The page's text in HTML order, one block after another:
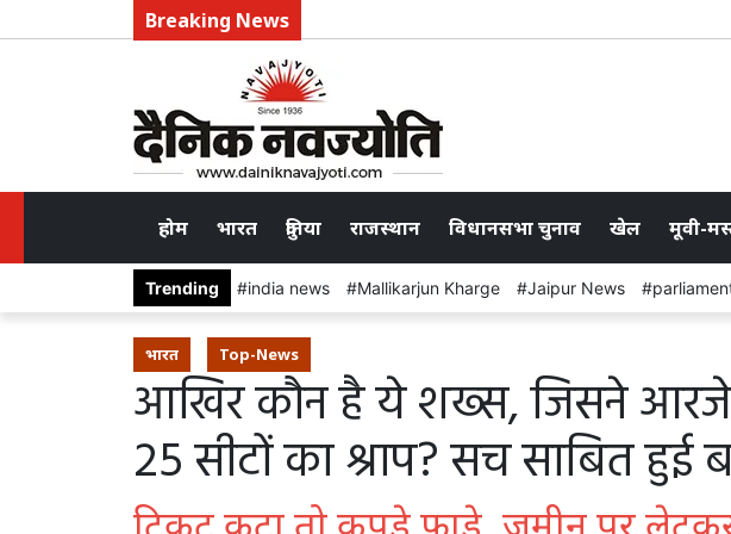
Breaking News
होम भारत दुनिया राजस्थान विधानसभा चुनाव खेल मूवी-
Trending india news Mallikarjun Kharge Jaipur News
भारत Top-News
आखिर कौन है ये ​शख्स, जिसने
25 सीटों का श्राप? सच साबित हुई
टिकट कटा तो कपड़े फाड़े, जमीन पर